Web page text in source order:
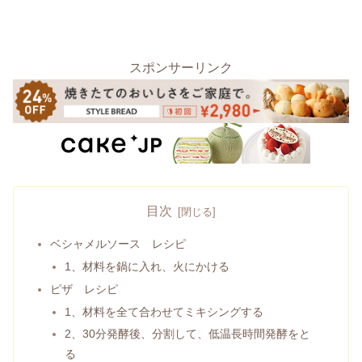
スポンサーリンク
目次
ベシャメルソース レシピ
1、材料を鍋に入れ、火にかける
ピザ レシピ
1、材料を全て合わせてミキシングする
2、30分発酵後、分割して、低温長時間発酵をと
る